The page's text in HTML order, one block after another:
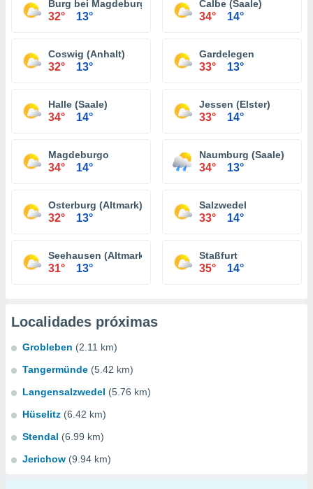
Burg bei Magdeburg
32° 13°
Calbe (Saale)
34° 14°
Coswig (Anhalt)
32° 13°
Gardelegen
33° 13°
Halle (Saale)
34° 14°
Jessen (Elster)
33° 14°
Magdeburgo
34° 14°
Naumburg (Saale)
34° 13°
Osterburg (Altmark)
32° 13°
Salzwedel
33° 14°
Seehausen (Altmark)
31° 13°
Staßfurt
35° 14°
Localidades próximas
Grobleben (2.11 km)
Tangermünde (5.42 km)
Langensalzwedel (5.76 km)
Hüselitz (6.42 km)
Stendal (6.99 km)
Jerichow (9.94 km)